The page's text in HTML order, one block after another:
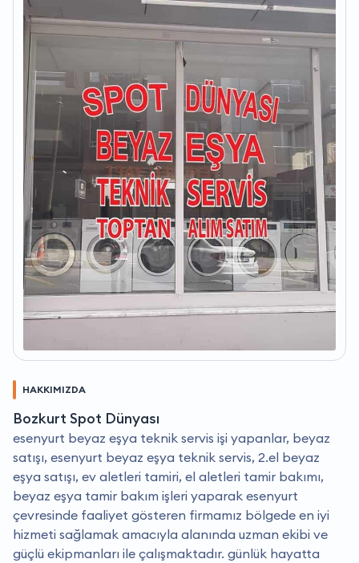
HAKKIMIZDA
Bozkurt Spot Dünyası
esenyurt beyaz eşya teknik servis işi yapanlar, beyaz
satışı, esenyurt beyaz eşya teknik servis, 2.el beyaz
eşya satışı, ev aletleri tamiri, el aletleri tamir bakımı,
beyaz eşya tamir bakım işleri yaparak esenyurt
çevresinde faaliyet gösteren firmamız bölgede en iyi
hizmeti sağlamak amacıyla alanında uzman ekibi ve
güçlü ekipmanları ile çalışmaktadır. günlük hayatta